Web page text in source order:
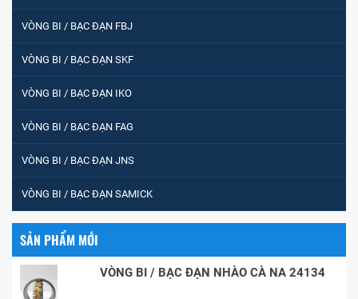
VÒNG BI / BẠC ĐẠN FBJ
VÒNG BI / BẠC ĐẠN SKF
VÒNG BI / BẠC ĐẠN IKO
VÒNG BI / BẠC ĐẠN FAG
VÒNG BI / BẠC ĐẠN JNS
VÒNG BI / BẠC ĐẠN SAMICK
SẢN PHẨM MỚI
VÒNG BI / BẠC ĐẠN NHÀO CÀ NA 24134